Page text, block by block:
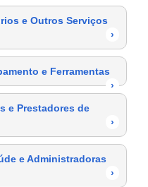
e Outros Serviços
›
e Ferramentas
›
e Prestadores de
›
e Administradoras
›